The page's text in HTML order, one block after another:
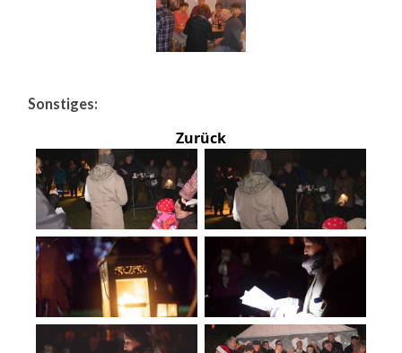
Sonstiges:
Zurück